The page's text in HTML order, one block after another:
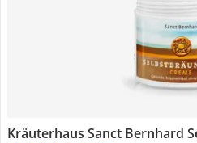
Kräuterhaus Sanct Bernhard